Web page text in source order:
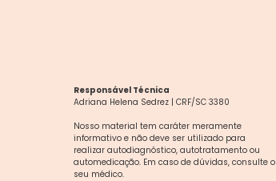
Responsável Técnica
Adriana Helena Sedrez | CRF/SC 3380
Nosso material tem caráter meramente
informativo e não deve ser utilizado para
realizar autodiagnóstico, autotratamento ou
automedicação. Em caso de dúvidas, consulte o
seu médico.